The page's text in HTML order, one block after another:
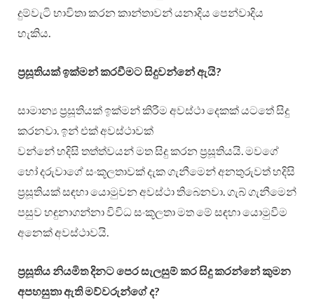
දුම්වැටි භාවිතා කරන කාන්තාවන් යනාදිය පෙන්වාදිය
හැකිය.
ප්‍රසූතියක් ඉක්මන් කරවීමට සිදුවන්නේ ඇයි?
සාමාන්‍ය ප්‍රසූතියක් ඉක්මන් කිරීම අවස්ථා දෙකක් යටතේ සිදු
කරනවා. ඉන් එක් අවස්ථාවක්
වන්නේ හදිසි තත්ත්වයන් මත සිදු කරන ප්‍රසූතියයි. මවගේ
හෝ දරුවාගේ සංකූලතාවක් දැක ගැනීමෙන් අනතුරුවත් හදිසි
ප්‍රසූතියක් සඳහා යොමුවන අවස්ථා තිබෙනවා. ගැබ් ගැනීමෙන්
පසුව හඳුනාගන්නා විවිධ සංකූලතා මත මේ සඳහා යොමුවීම
අනෙක් අවස්ථාවයි.
ප්‍රසූතිය නියමිත දිනට පෙර සැලසුම් කර සිදු කරන්නේ කුමන
අපහසුතා ඇති මව්වරුන්ගේ ද?